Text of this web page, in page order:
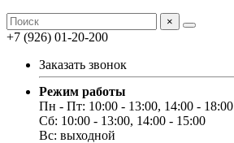
×
+7 (926) 01-20-200
Заказать звонок
Режим работы
Пн - Пт: 10:00 - 13:00, 14:00 - 18:00
Сб: 10:00 - 13:00, 14:00 - 15:00
Вс: выходной